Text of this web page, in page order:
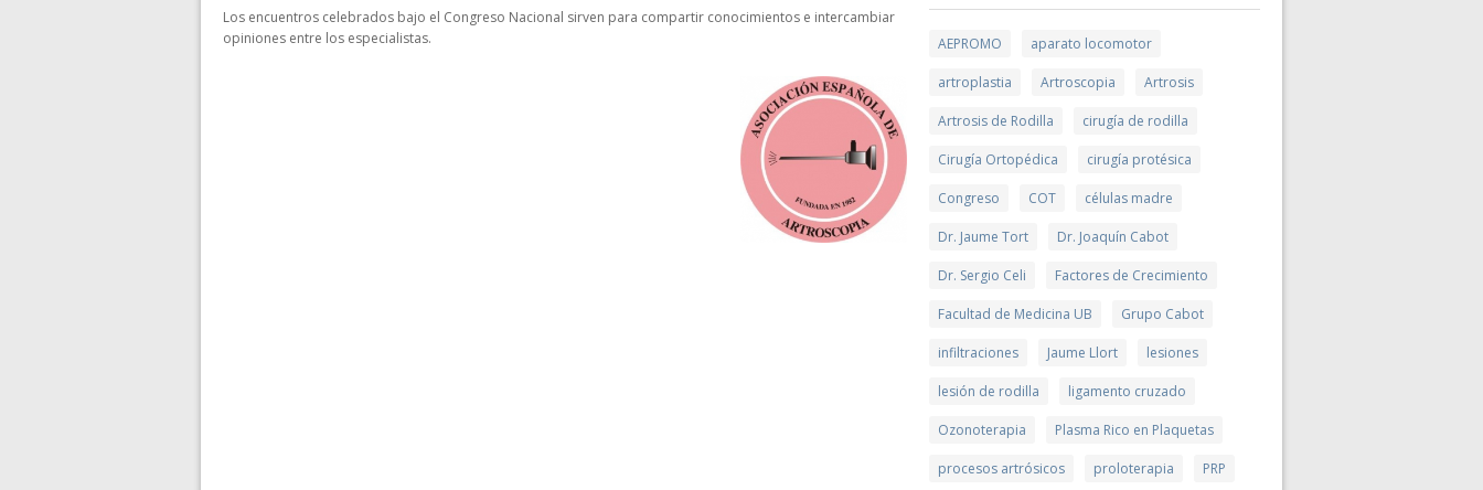
Los encuentros celebrados bajo el Congreso Nacional sirven para compartir conocimientos e intercambiar
opiniones entre los especialistas.
AEPROMO aparato locomotor
artroplastia Artroscopia Artrosis
Artrosis de Rodilla cirugía de rodilla
Cirugía Ortopédica cirugía protésica
Congreso COT células madre
Dr. Jaume Tort Dr. Joaquín Cabot
Dr. Sergio Celi Factores de Crecimiento
Facultad de Medicina UB Grupo Cabot
infiltraciones Jaume Llort lesiones
lesión de rodilla ligamento cruzado
Ozonoterapia Plasma Rico en Plaquetas
procesos artrósicos proloterapia PRP